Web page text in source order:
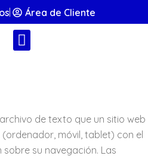
Área de Cliente
de texto que un sitio web
móvil, tablet) con el
su navegación. Las